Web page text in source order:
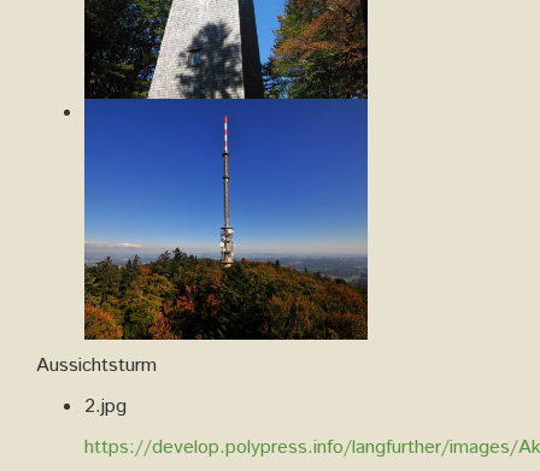
Aussichtsturm
2.jpg
https://develop.polypress.info/langfurther/images/